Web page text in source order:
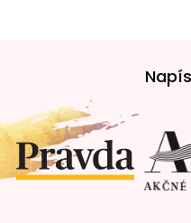
t
i
e